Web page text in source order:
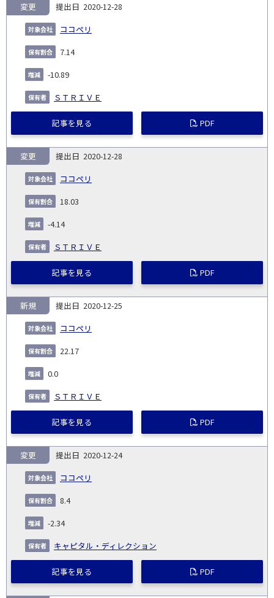
2020-12-28
ココペリ
変更
7.14
-10.89
ＳＴＲＩＶＥ
記事を見る PDF
2020-12-28
ココペリ
変更
18.03
-4.14
ＳＴＲＩＶＥ
記事を見る PDF
2020-12-25
ココペリ
新規
22.17
0.0
ＳＴＲＩＶＥ
記事を見る PDF
2020-12-24
ココペリ
変更
8.4
-2.34
キャピタル・ディレクション
記事を見る PDF